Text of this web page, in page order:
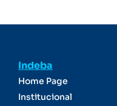
Indeba
Home Page
Institucional